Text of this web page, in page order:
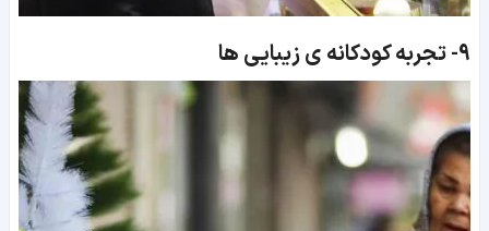
9- تجربه کودکانه ی زیبایی ها